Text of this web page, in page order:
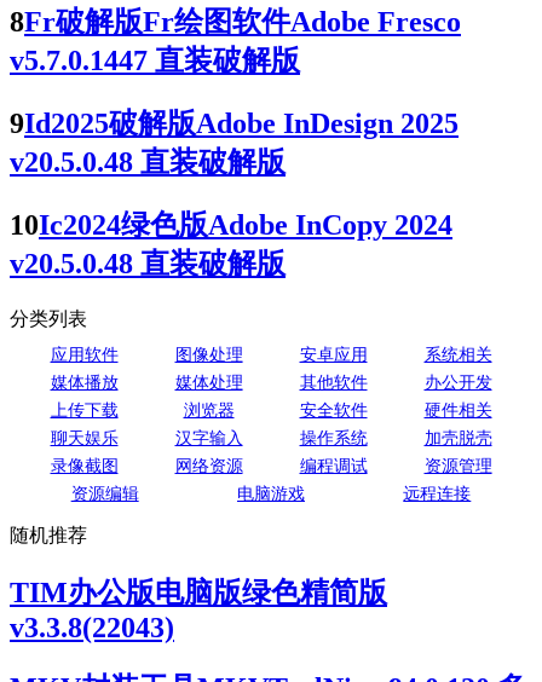
8Fr破解版Fr绘图软件Adobe Fresco
v5.7.0.1447 直装破解版
9Id2025破解版Adobe InDesign 2025
v20.5.0.48 直装破解版
10Ic2024绿色版Adobe InCopy 2024
v20.5.0.48 直装破解版
分类列表
应用软件 图像处理 安卓应用
系统相关
媒体播放
媒体处理 其他软件
办公开发
上传下载
浏览器 安全软件
硬件相关
聊天娱乐
汉字输入 操作系统
加壳脱壳
录像截图
网络资源 编程调试
资源管理
资源编辑
电脑游戏 远程连接
随机推荐
TIM办公版电脑版绿色精简版
v3.3.8(22043)